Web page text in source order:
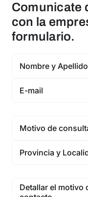
Comunicate
con la
formulario.